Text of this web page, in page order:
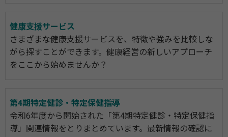
健康支援サービス
さまざまな健康支援サービスを、特徴や強みを比較しな
がら探すことができます。健康経営の新しいアプローチ
をここから始めませんか？
第4期特定健診・特定保健指導
令和6年度から開始された「第4期特定健診・特定保健指
導」関連情報をとりまとめています。最新情報の確認に